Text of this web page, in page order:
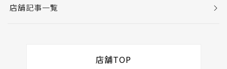
店舗記事一覧
店舗TOP